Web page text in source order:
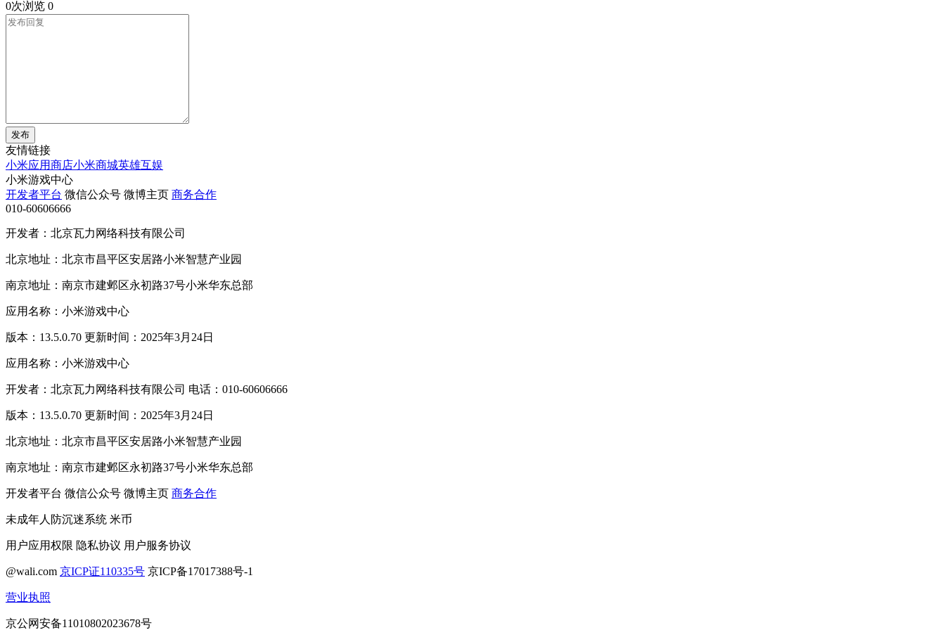
0次浏览 0
发布
友情链接
小米应用商店小米商城英雄互娱
小米游戏中心
开发者平台 微信公众号 微博主页 商务合作
010-60606666
开发者：北京瓦力网络科技有限公司
北京地址：北京市昌平区安居路小米智慧产业园
南京地址：南京市建邺区永初路37号小米华东总部
应用名称：小米游戏中心
版本：13.5.0.70 更新时间：2025年3月24日
应用名称：小米游戏中心
开发者：北京瓦力网络科技有限公司 电话：010-60606666
版本：13.5.0.70 更新时间：2025年3月24日
北京地址：北京市昌平区安居路小米智慧产业园
南京地址：南京市建邺区永初路37号小米华东总部
开发者平台 微信公众号 微博主页 商务合作
未成年人防沉迷系统 米币
用户应用权限 隐私协议 用户服务协议
@wali.com 京ICP证110335号 京ICP备17017388号-1
营业执照
京公网安备11010802023678号